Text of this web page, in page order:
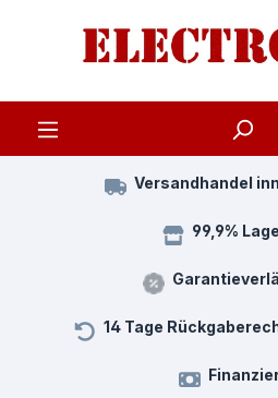
Zum Hauptinhalt springen
Versandhandel
99,9%
14 Tage